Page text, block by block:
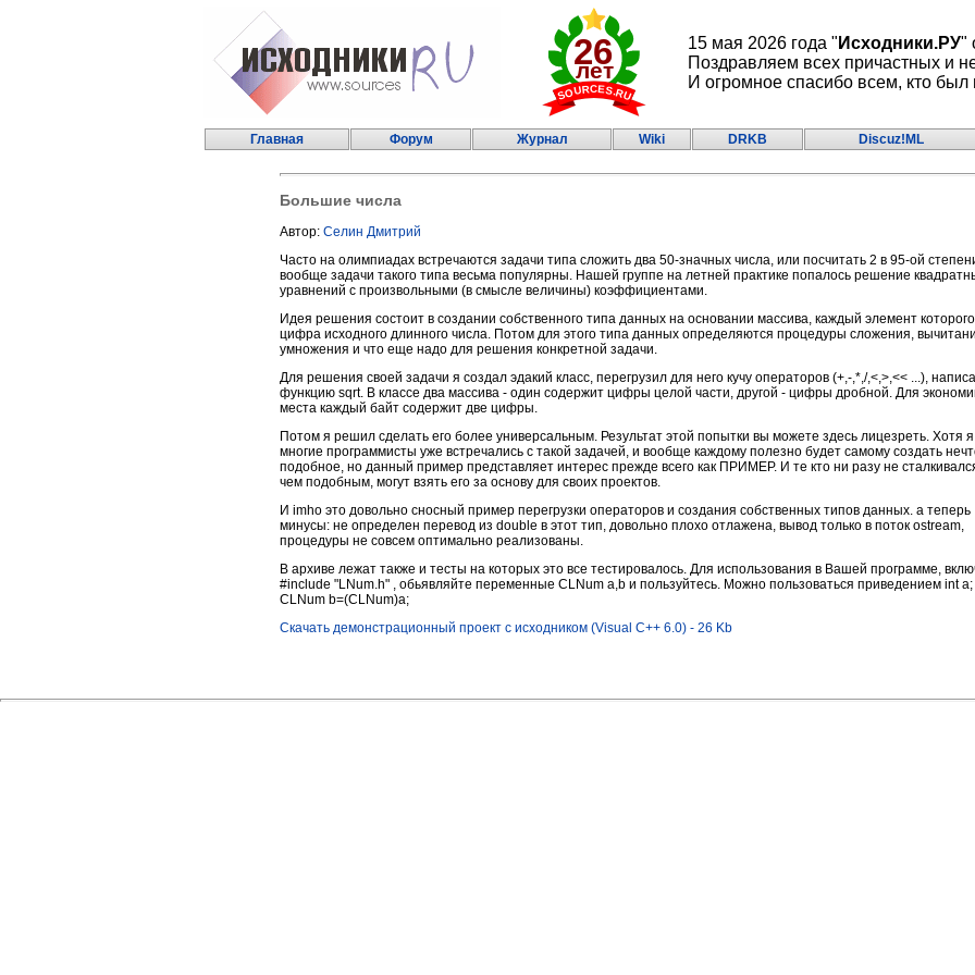
15 мая 2026 года " Исходники.РУ"
Поздравляем всех причастных и
И огромное спасибо всем, кто был
Главная Форум Журнал Wiki DRKB Discuz!ML
Большие числа
Автор: Селин Дмитрий
Часто на олимпиадах встречаются задачи типа сложить два 50-значных числа, или посчитать 2 в 95-ой
вообще задачи такого типа весьма популярны. Нашей группе на летней практике попалось решение
уравнений с произвольными (в смысле величины) коэффициентами.
Идея решения состоит в создании собственного типа данных на основании массива, каждый элемент
цифра исходного длинного числа. Потом для этого типа данных определяются процедуры сложения,
умножения и что еще надо для решения конкретной задачи.
Для решения своей задачи я создал эдакий класс, перегрузил для него кучу операторов (+,-,*,/,<,>,<< ...),
функцию sqrt. В классе два массива - один содержит цифры целой части, другой - цифры дробной. Для
места каждый байт содержит две цифры.
Потом я решил сделать его более универсальным. Результат этой попытки вы можете здесь лицезреть. Хотя
многие программисты уже встречались с такой задачей, и вообще каждому полезно будет самому создать
подобное, но данный пример представляет интерес прежде всего как ПРИМЕР. И те кто ни разу не
чем подобным, могут взять его за основу для своих проектов.
И imho это довольно сносный пример перегрузки операторов и создания собственных типов данных. а теперь
минусы: не определен перевод из double в этот тип, довольно плохо отлажена, вывод только в поток ostream,
процедуры не совсем оптимально реализованы.
В архиве лежат также и тесты на которых это все тестировалось. Для использования в Вашей программе,
#include "LNum.h" , обьявляйте переменные CLNum a,b и пользуйтесь. Можно пользоваться приведением int a;
CLNum b=(CLNum)a;
Скачать демонстрационный проект с исходником (Visual C++ 6.0) - 26 Kb